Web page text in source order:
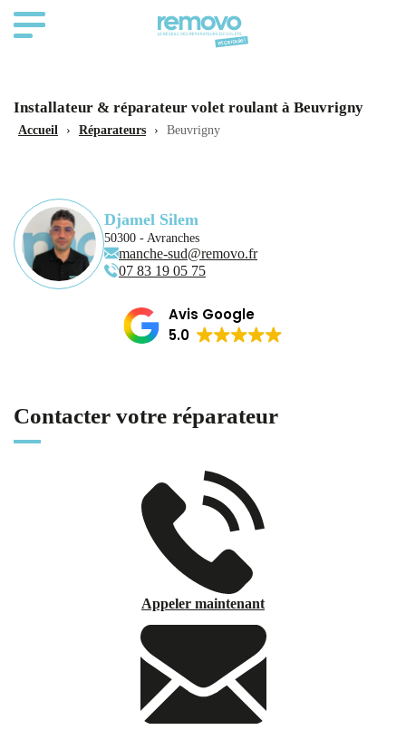
Installateur & réparateur volet roulant à Beuvrigny
Accueil › Réparateurs › Beuvrigny
Djamel Silem
50300 - Avranches
manche-sud@removo.fr
07 83 19 05 75
Avis Google
5.0
Contacter votre réparateur
Appeler maintenant